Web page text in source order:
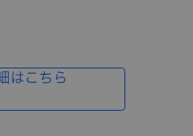
はこちら